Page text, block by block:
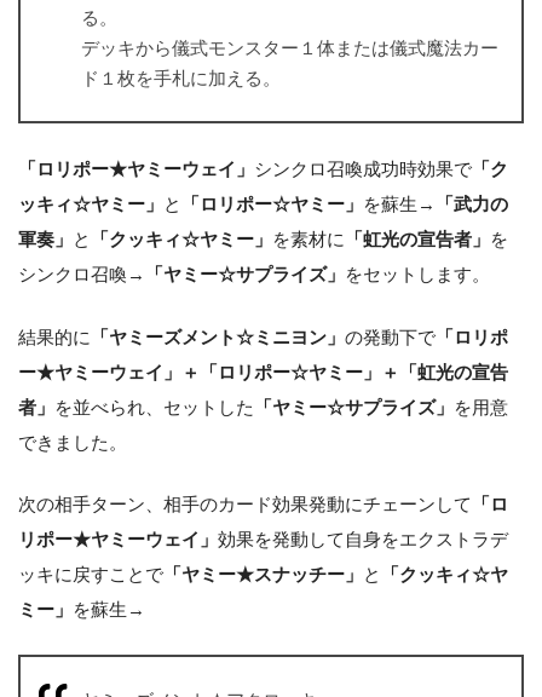
る。
デッキから儀式モンスター１体または儀式魔法カー
ド１枚を手札に加える。
「ロリポー★ヤミーウェイ」 シンクロ召喚成功時効果で 「ク
ッキィ☆ヤミー」 と 「ロリポー☆ヤミー」 を蘇生→
「武力の
軍奏」 と 「クッキィ☆ヤミー」 を素材に 「虹光の宣告者」 を
シンクロ召喚→
「ヤミー☆サプライズ」 をセットします。
結果的に 「ヤミーズメント☆ミニヨン」 の発動下で 「ロリポ
ー★ヤミーウェイ」＋「ロリポー☆ヤミー」＋「虹光の宣告
者」 を並べられ、セットした 「ヤミー☆サプライズ」 を用意
できました。
次の相手ターン、相手のカード効果発動にチェーンして
「ロ
リポー★ヤミーウェイ」 効果を発動して自身をエクストラデ
ッキに戻すことで 「ヤミー★スナッチー」 と
「クッキィ☆ヤ
ミー」 を蘇生→